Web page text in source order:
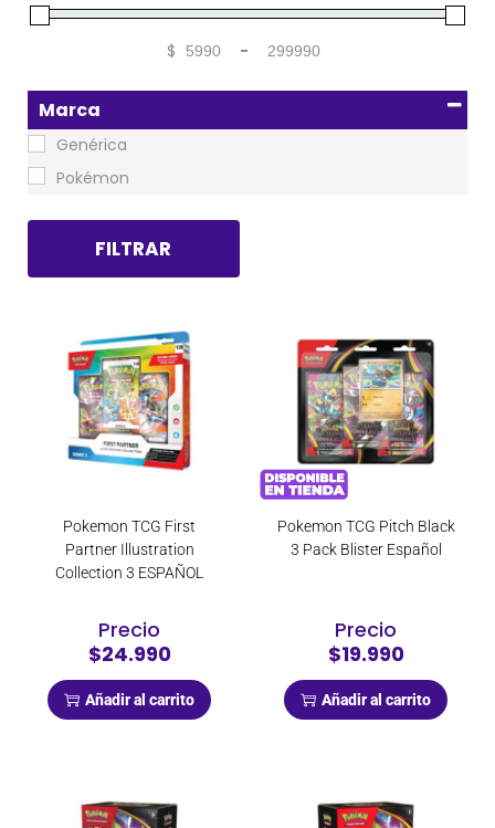
$ -
Marca
Genérica
Pokémon
FILTRAR
Pokemon TCG First
Partner Illustration
Collection 3 ESPAÑOL
Precio
$24.990
Añadir al carrito
Pokemon TCG Pitch Black
3 Pack Blister Español
Precio
$19.990
Añadir al carrito